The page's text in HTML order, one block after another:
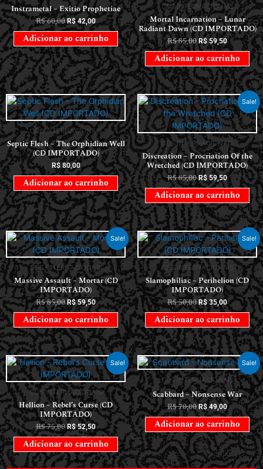
Instrametal – Exitio Prophetiae
R$60,00 R$42,00
Adicionar ao carrinho
CDS INTERNACIONAIS
Mortal Incarnation – Lunar
Radiant Dawn (CD IMPORTADO)
R$85,00 R$ 59,50
Adicionar ao carrinho
CDS INTERNACIONAIS
Septic Flesh – The Orphidian Well
(CD IMPORTADO)
R$80,00
Adicionar ao carrinho
Sale!
CDS INTERNACIONAIS
Discreation – Procriation Of the
Wretched (CD IMPORTADO)
R$85,00 R$59,50
Adicionar ao carrinho
Sale!
CDS INTERNACIONAIS
Massive Assault – Mortar (CD
IMPORTADO)
R$85,00 R$59,50
Adicionar ao carrinho
Sale!
CDS INTERNACIONAIS
Slamophiliac – Perihelion (CD
IMPORTADO)
R$50,00 R$35,00
Adicionar ao carrinho
Sale!
CDS INTERNACIONAIS
Hellion – Rebel’s Curse (CD
IMPORTADO)
R$75,00 R$52,50
Adicionar ao carrinho
Sale!
CDS INTERNACIONAIS
Scabbard – Nonsense War
R$70,00 R$49,00
Adicionar ao carrinho